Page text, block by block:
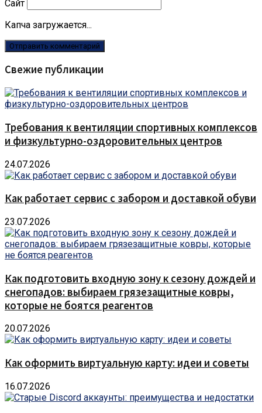
Сайт
Капча загружается...
Свежие публикации
Требования к вентиляции спортивных комплексов
и физкультурно-оздоровительных центров
24.07.2026
Как работает сервис с забором и доставкой обуви
23.07.2026
Как подготовить входную зону к сезону дождей и
снегопадов: выбираем грязезащитные ковры,
которые не боятся реагентов
20.07.2026
Как оформить виртуальную карту: идеи и советы
16.07.2026